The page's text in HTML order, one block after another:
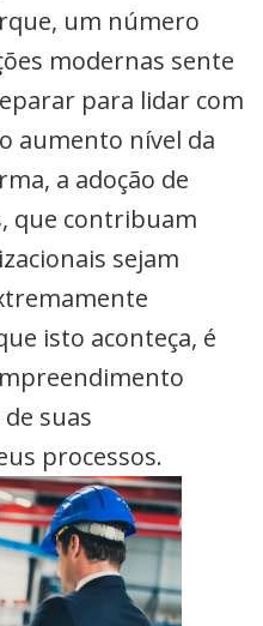
um número
modernas sente
para lidar com
aumento nível da
a adoção de
que contribuam
sejam
isto aconteça, é
suas
processos.